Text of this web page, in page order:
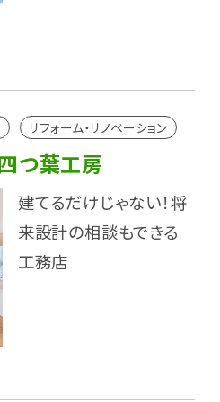
リフォーム・リノベーション
つ葉工房
建てるだけじゃない！将
来設計の相談もできる
工務店